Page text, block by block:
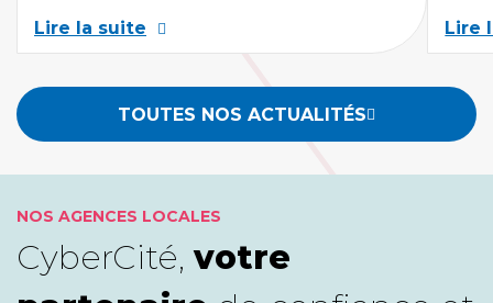
Lire la suite Lire
TOUTES NOS ACTUALITÉS
NOS AGENCES LOCALES
CyberCité,votre